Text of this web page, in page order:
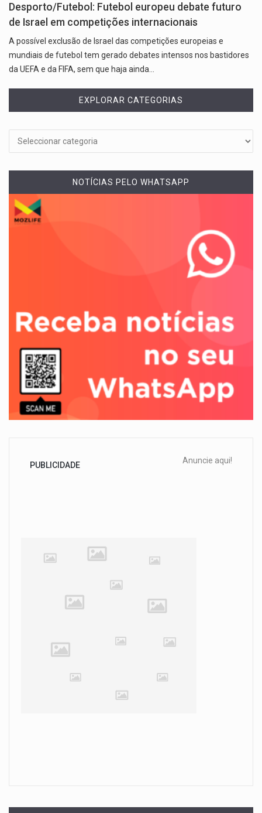
Desporto/Futebol: Futebol europeu debate futuro
de Israel em competições internacionais
A possível exclusão de Israel das competições europeias e
mundiais de futebol tem gerado debates intensos nos bastidores
da UEFA e da FIFA, sem que haja ainda…
EXPLORAR CATEGORIAS
NOTÍCIAS PELO WHATSAPP
PUBLICIDADE Anuncie aqui!